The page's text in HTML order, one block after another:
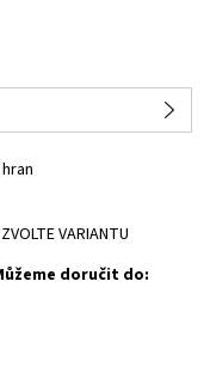
ZVOLTE VARIANTU
doručit do: